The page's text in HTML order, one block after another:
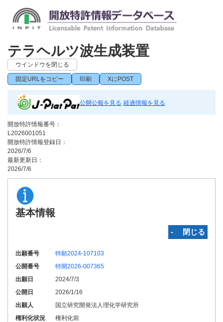
テラヘルツ波生成装置
ウインドウを閉じる
固定URLをコピー 印刷 XにPOST
公開公報を見る 経過情報を見る
開放特許情報番号：
L2026001051
開放特許情報登録日：
2026/7/6
最新更新日：
2026/7/6
基本情報
‐ 閉じる
出願番号
特願2024-107103
公開番号
特開2026-007365
出願日
2024/7/3
公開日
2026/1/16
出願人
国立研究開発法人理化学研究所
権利化状況
権利化前